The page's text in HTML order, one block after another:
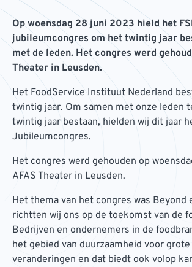
Op woensdag 28 juni 2023 hield het
jubileumcongres om het twintig jaar
met de leden. Het congres werd
Theater in Leusden.
Het FoodService Instituut Nederland
twintig jaar. Om samen met onze leden
twintig jaar bestaan, hielden wij dit jaar
Jubileumcongres.
Het congres werd gehouden op
AFAS Theater in Leusden.
Het thema van het congres was Beyond
richtten wij ons op de toekomst van de
Bedrijven en ondernemers in de
het gebied van duurzaamheid voor
veranderingen en dat biedt ook volop